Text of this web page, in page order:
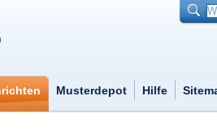
Musterdepot Hilfe